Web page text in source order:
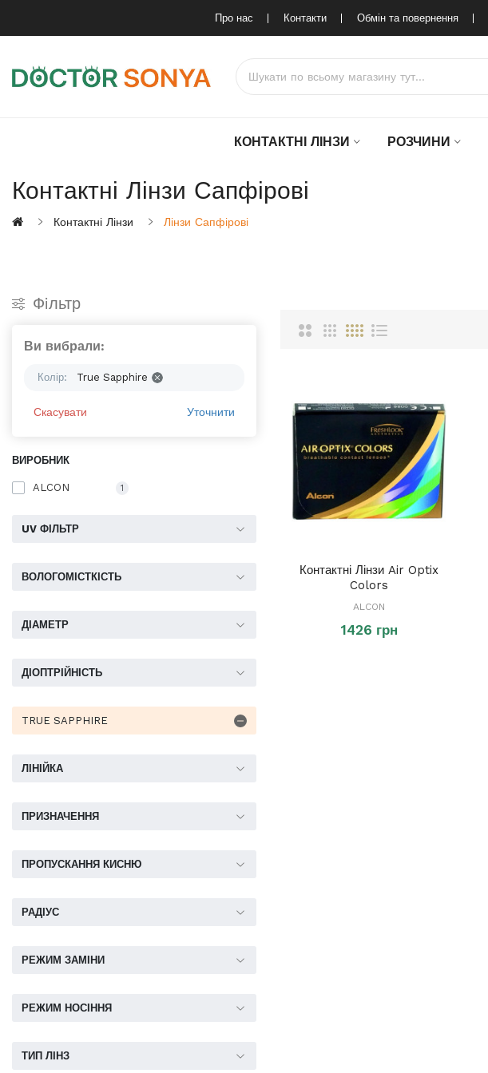
Про нас Контакти Обмін та повернення
КОНТАКТНІ ЛІНЗИ РОЗЧИНИ
Контактні Лінзи Сапфірові
Контактні Лінзи Лінзи Сапфірові
Фiльтр
Ви вибрали:
Колір: True Sapphire
Скасувати Уточнити
ВИРОБНИК
ALCON 1
UV ФІЛЬТР
ВОЛОГОМІСТКІСТЬ
ДІАМЕТР
ДІОПТРІЙНІСТЬ
TRUE SAPPHIRE
ЛІНІЙКА
ПРИЗНАЧЕННЯ
ПРОПУСКАННЯ КИСНЮ
РАДІУС
РЕЖИМ ЗАМІНИ
РЕЖИМ НОСІННЯ
ТИП ЛІНЗ
Контактні Лінзи Air Optix
Colors
ALCON
1426 грн